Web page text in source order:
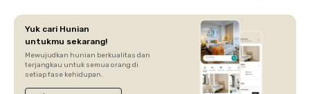
Yuk cari Hunian
untukmu sekarang!
Mewujudkan hunian berkualitas dan
terjangkau untuk semua orang di
setiap fase kehidupan.